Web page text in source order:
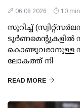
06 08 2026 10
സൂറിച്ച്
ടൂര്‍ണമെന്റുകളില്‍
കൊണ്ടുവരാനുള്ള
ലോകത്ത് നി
READ MORE